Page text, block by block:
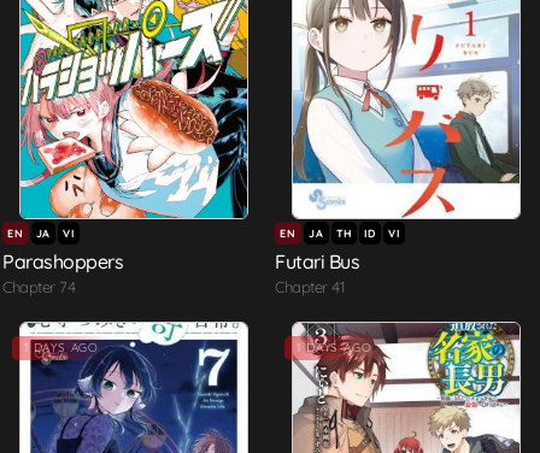
EN JA VI
Parashoppers
Chapter 74
EN JA TH ID VI
Futari Bus
Chapter 41
1 DAYS AGO 1 DAYS AGO